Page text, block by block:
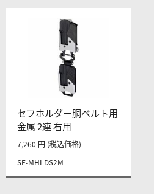
セフホルダー胴ベルト用
金属 2連 右用
SF-MHLDS2M
7,260 円 (税込価格)